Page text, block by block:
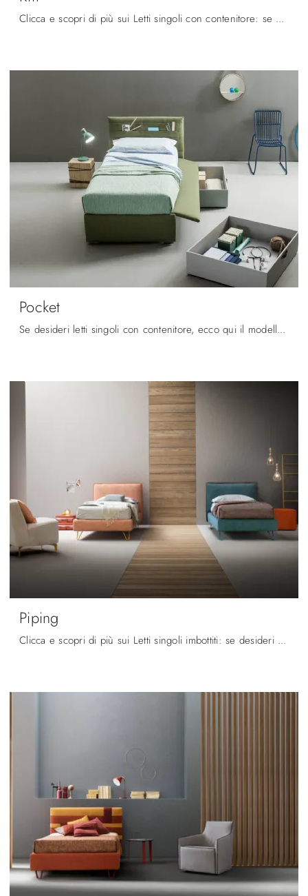
Clicca e scopri di più sui Letti singoli con contenitore: se cerchi modelli moderni, il modello Rift Bside fa per te.
Pocket
Se desideri letti singoli con contenitore, ecco qui il modello Pocket in tessuto per completare la stanza dei più piccoli.
Piping
Clicca e scopri di più sui Letti singoli imbottiti: se desideri modelli moderni, il modello Piping Bside fa per te.